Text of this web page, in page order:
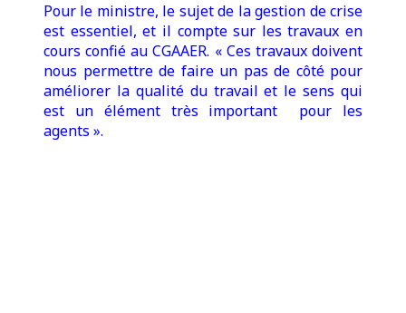
Pour le ministre, le sujet de la gestion de crise
est essentiel, et il compte sur les travaux en
cours confié au CGAAER. « Ces travaux doivent
nous permettre de faire un pas de côté pour
améliorer la qualité du travail et le sens qui
est un élément très important pour les
agents ».